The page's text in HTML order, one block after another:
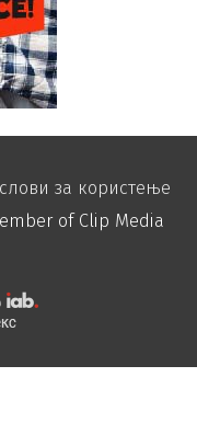
за користење
of Clip Media